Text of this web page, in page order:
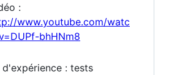
:
www.youtube.com/watc
bhHNm8
d'expérience : tests